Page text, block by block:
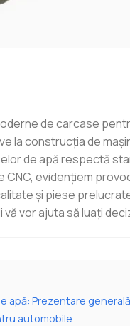
de carcase
la construcția de
de apă respectă
evidențiem
și piese
vor ajuta să luați
apă: Prezentare generală
automobile